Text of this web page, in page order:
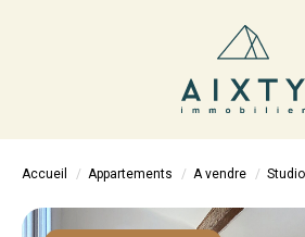
ACHETER
LA MÉTHODE
Accueil Appartements A vendre Studio